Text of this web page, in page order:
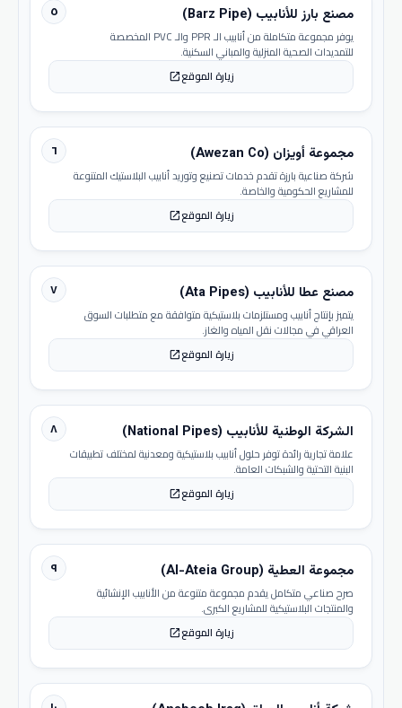
٥ مصنع بارز للأنابيب (Barz Pipe)
يوفر مجموعة متكاملة من أنابيب الـ PPR والـ PVC المخصصة
للتمديدات الصحية المنزلية والمباني السكنية.
زيارة الموقعopen_in_new
٦ مجموعة أويزان (Awezan Co)
شركة صناعية بارزة تقدم خدمات تصنيع وتوريد أنابيب البلاستيك المتنوعة
للمشاريع الحكومية والخاصة.
زيارة الموقعopen_in_new
٧ مصنع عطا للأنابيب (Ata Pipes)
يتميز بإنتاج أنابيب ومستلزمات بلاستيكية متوافقة مع متطلبات السوق
العراقي في مجالات نقل المياه والغاز.
زيارة الموقعopen_in_new
٨ الشركة الوطنية للأنابيب (National Pipes)
علامة تجارية رائدة توفر حلول أنابيب بلاستيكية ومعدنية لمختلف تطبيقات
البنية التحتية والشبكات العامة.
زيارة الموقعopen_in_new
٩ مجموعة العطية (Al-Ateia Group)
صرح صناعي متكامل يقدم مجموعة متنوعة من الأنابيب الإنشائية
والمنتجات البلاستيكية للمشاريع الكبرى.
زيارة الموقعopen_in_new